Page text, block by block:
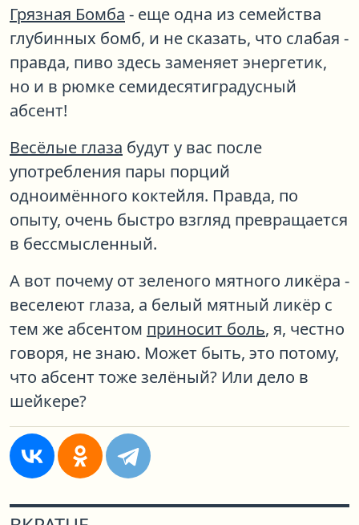
Грязная Бомба - еще одна из семейства
глубинных бомб, и не сказать, что слабая -
правда, пиво здесь заменяет энергетик,
но и в рюмке семидесятиградусный
абсент!
Весёлые глаза будут у вас после
употребления пары порций
одноимённого коктейля. Правда, по
опыту, очень быстро взгляд превращается
в бессмысленный.
А вот почему от зеленого мятного ликёра -
веселеют глаза, а белый мятный ликёр с
тем же абсентом приносит боль, я, честно
говоря, не знаю. Может быть, это потому,
что абсент тоже зелёный? Или дело в
шейкере?